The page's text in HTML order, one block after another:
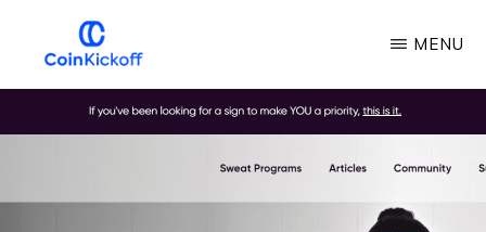
콘
로
COIN
오
MENU